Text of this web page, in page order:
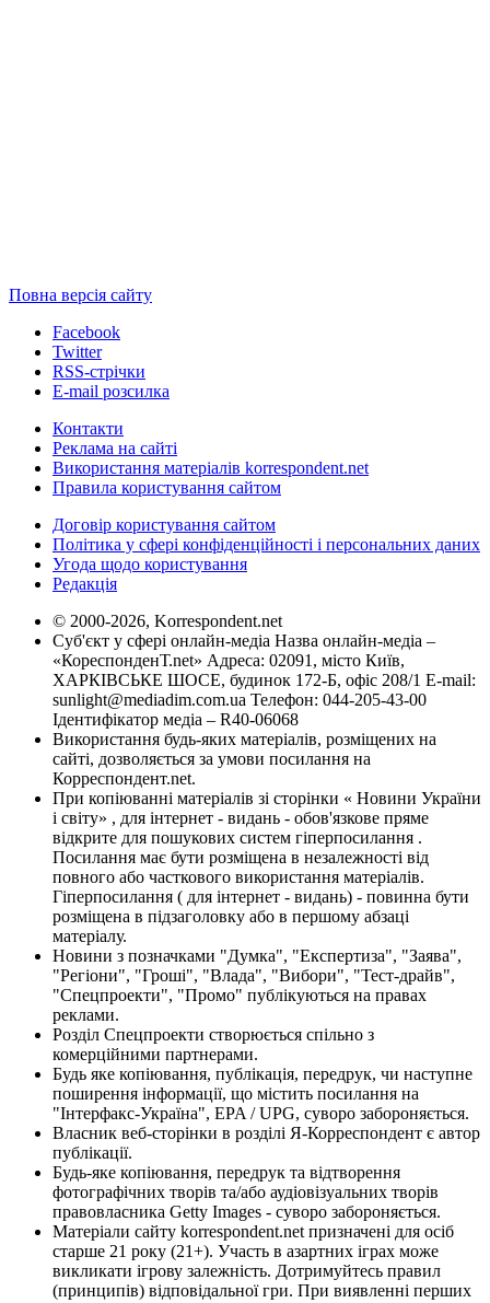
Повна версія сайту
Facebook
Twitter
RSS-стрічки
E-mail розсилка
Контакти
Реклама на сайті
Використання матеріалів korrespondent.net
Правила користування сайтом
Договір користування сайтом
Політика у сфері конфіденційності і персональних даних
Угода щодо користування
Редакція
© 2000-2026, Korrespondent.net
Суб'єкт у сфері онлайн-медіа Назва онлайн-медіа –
«КореспонденТ.net» Адреса: 02091, місто Київ,
ХАРКІВСЬКЕ ШОСЕ, будинок 172-Б, офіс 208/1 E-mail:
sunlight@mediadim.com.ua Телефон: 044-205-43-00
Ідентифікатор медіа – R40-06068
Використання будь-яких матеріалів, розміщених на
сайті, дозволяється за умови посилання на
Корреспондент.net.
При копіюванні матеріалів зі сторінки « Новини України
і світу» , для інтернет - видань - обов'язкове пряме
відкрите для пошукових систем гіперпосилання .
Посилання має бути розміщена в незалежності від
повного або часткового використання матеріалів.
Гіперпосилання ( для інтернет - видань) - повинна бути
розміщена в підзаголовку або в першому абзаці
матеріалу.
Новини з позначками "Думка", "Експертиза", "Заява",
"Регіони", "Гроші", "Влада", "Вибори", "Тест-драйв",
"Спецпроекти", "Промо" публікуються на правах
реклами.
Розділ Спецпроекти створюється спільно з
комерційними партнерами.
Будь яке копіювання, публікація, передрук, чи наступне
поширення інформації, що містить посилання на
"Інтерфакс-Україна", EPA / UPG, суворо забороняється.
Власник веб-сторінки в розділі Я-Корреспондент є автор
публікації.
Будь-яке копіювання, передрук та відтворення
фотографічних творів та/або аудіовізуальних творів
правовласника Getty Images - суворо забороняється.
Матеріали сайту korrespondent.net призначені для осіб
старше 21 року (21+). Участь в азартних іграх може
викликати ігрову залежність. Дотримуйтесь правил
(принципів) відповідальної гри. При виявленні перших